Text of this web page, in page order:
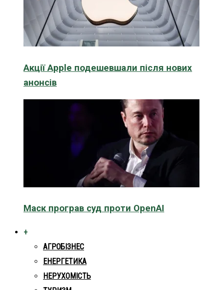
Акції Apple подешевшали після нових
анонсів
Маск програв суд проти OpenAI
+
АГРОБІЗНЕС
ЕНЕРГЕТИКА
НЕРУХОМІСТЬ